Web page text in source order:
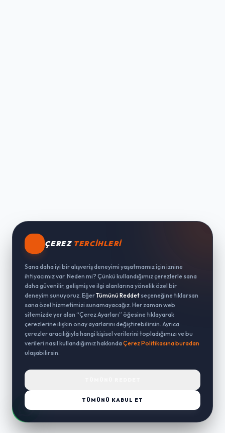
ÇEREZ TERCIHLERI
Sana daha iyi bir alışveriş deneyimi yaşatmamız için iznine
ihtiyacımız var. Neden mi? Çünkü kullandığımız çerezlerle sana
daha güvenilir, gelişmiş ve ilgi alanlarına yönelik özel bir
deneyim sunuyoruz. EğerTümünü Reddet seçeneğine tıklarsan
sana özel hizmetimizi sunamayacağız. Her zaman web
sitemizde yer alan “Çerez Ayarları” öğesine tıklayarak
çerezlerine ilişkin onay ayarlarını değiştirebilirsin. Ayrıca
çerezler aracılığıyla hangi kişisel verilerini topladığımızı ve bu
verileri nasıl kullandığımız hakkında Çerez Politikasına buradan
ulaşabilirsin.
TÜMÜNÜ KABUL ET